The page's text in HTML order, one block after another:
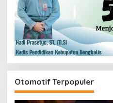
Otomotif Terpopuler